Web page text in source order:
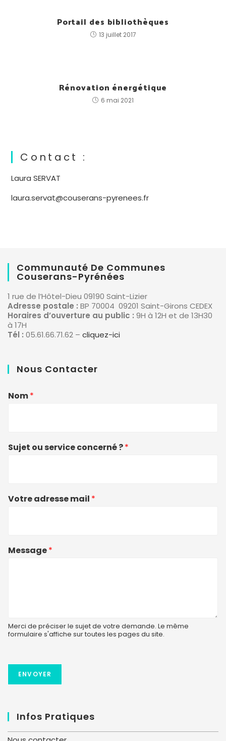
Portail des bibliothèques
13 juillet 2017
Rénovation énergétique
6 mai 2021
Contact :
Laura SERVAT
laura.servat@couserans-pyrenees.fr
Communauté De Communes
Couserans-Pyrénées
1 rue de l’Hôtel-Dieu 09190 Saint-Lizier
Adresse postale : BP 70004 09201 Saint-Girons CEDEX
Horaires d’ouverture au public : 9H à 12H et de 13H30
à 17H
Tél : 05.61.66.71.62 – cliquez-ici
Nous Contacter
Nom*
Sujet ou service concerné ?*
Votre adresse mail *
Message*
Merci de préciser le sujet de votre demande. Le même
formulaire s'affiche sur toutes les pages du site.
ENVOYER
Infos Pratiques